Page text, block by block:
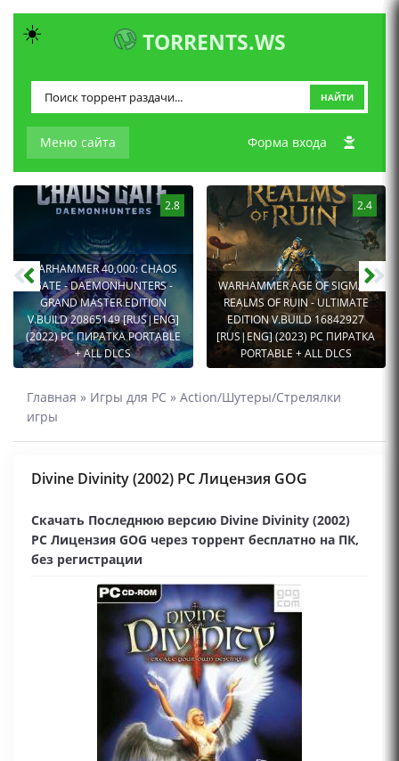
TORRENTS.WS
Меню сайта
НАЙТИ
Форма входа
2.8
WARHAMMER 40,000: CHAOS
GATE - DAEMONHUNTERS -
GRAND MASTER EDITION
V.BUILD 20865149 [RUS|ENG]
(2022) PC ПИРАТКА PORTABLE
+ ALL DLCS
2.4
WARHAMMER AGE OF SIGMAR:
REALMS OF RUIN - ULTIMATE
EDITION V.BUILD 16842927
[RUS|ENG] (2023) PC ПИРАТКА
PORTABLE + ALL DLCS
Главная » Игры для PC » Action/Шутеры/Стрелялки
игры
Divine Divinity (2002) PC Лицензия GOG
Скачать Последнюю версию Divine Divinity (2002)
PC Лицензия GOG через торрент бесплатно на ПК,
без регистрации
☀️